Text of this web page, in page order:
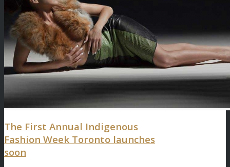
The First Annual Indigenous
Fashion Week Toronto launches
soon